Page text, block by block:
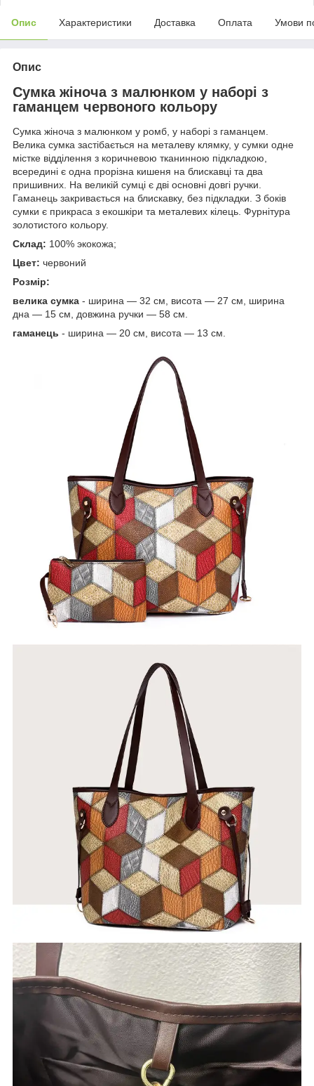
Опис Характеристики Доставка Оплата Умови
Опис
Сумка жіноча з малюнком у наборі з
гаманцем червоного кольору
Сумка жіноча з малюнком у ромб, у наборі з гаманцем.
Велика сумка застібається на металеву клямку, у сумки одне
містке відділення з коричневою тканинною підкладкою,
всередині є одна прорізна кишеня на блискавці та два
пришивних. На великій сумці є дві основні довгі ручки.
Гаманець закривається на блискавку, без підкладки. З боків
сумки є прикраса з екошкіри та металевих кілець. Фурнітура
золотистого кольору.
Склад: 100% экокожа;
Цвет: червоний
Розмір:
велика сумка - ширина — 32 см, висота — 27 см, ширина
дна — 15 см, довжина ручки — 58 см.
гаманець - ширина — 20 см, висота — 13 см.